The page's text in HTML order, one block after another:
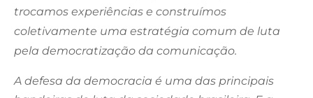
trocamos experiências e construímos
coletivamente uma estratégia comum de luta
pela democratização da comunicação.
A defesa da democracia é uma das principais